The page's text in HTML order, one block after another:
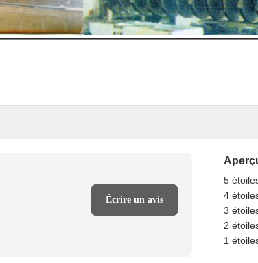
Écrire un avis
5
4
3
2
1